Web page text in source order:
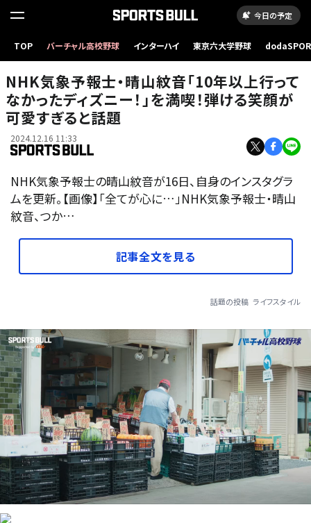
今日の予定
TOP バーチャル高校野球 インターハイ 東京六大学野球
NHK気象予報士・晴山紋音「10年以上行って
なかったディズニー！」を満喫！弾ける笑顔が
可愛すぎると話題
2024.12.16 11:33
NHK気象予報士の晴山紋音が16日、自身のインスタグラ
ムを更新。【画像】「全てが心に…」NHK気象予報士・晴山
紋音、つか…
記事全文を見る
話題の投稿 ライフスタイル